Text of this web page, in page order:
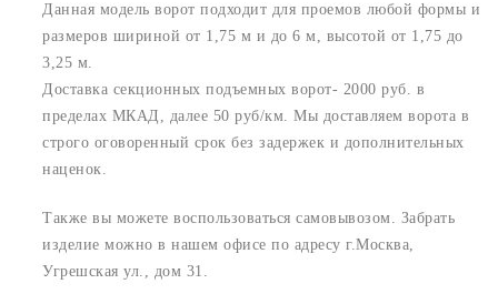
Данная модель ворот подходит для проемов любой формы и
размеров шириной от 1,75 м и до 6 м, высотой от 1,75 до
3,25 м.
Доставка секционных подъемных ворот- 2000 руб. в
пределах МКАД, далее 50 руб/км. Мы доставляем ворота в
строго оговоренный срок без задержек и дополнительных
наценок.
Также вы можете воспользоваться самовывозом. Забрать
изделие можно в нашем офисе по адресу г.Москва,
Угрешская ул., дом 31.